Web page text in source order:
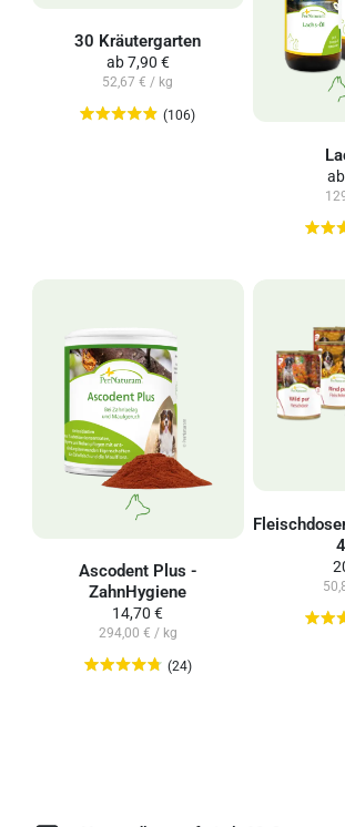
30 Kräutergarten
ab7,90 €
52,67 € / kg
(106)
ab
Ascodent Plus -
ZahnHygiene
14,70 €
294,00 € / kg
(24)